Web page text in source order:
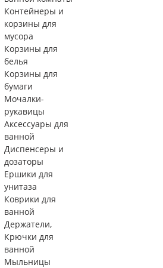
Контейнеры и
корзины для
мусора
Корзины для
белья
Корзины для
бумаги
Мочалки-
рукавицы
Аксессуары для
ванной
Диспенсеры и
дозаторы
Ершики для
унитаза
Коврики для
ванной
Держатели,
Крючки для
ванной
Мыльницы